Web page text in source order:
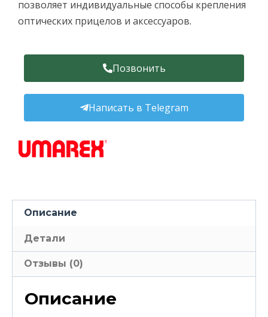
позволяет индивидуальные способы крепления
оптических прицелов и аксессуаров.
Позвонить
Написать в Telegram
Описание
Детали
Отзывы (0)
Описание